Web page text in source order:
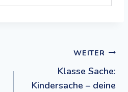
WEITER
Klasse Sache:
Kindersache – deine